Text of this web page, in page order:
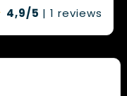
4,9/5 | 1 reviews